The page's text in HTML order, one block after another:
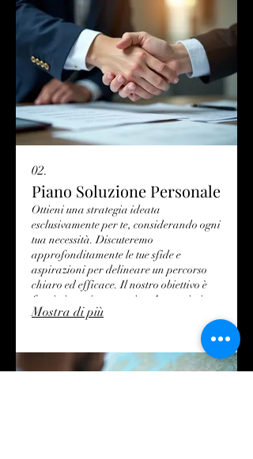
02.
Piano Soluzione Personale
Ottieni una strategia ideata
esclusivamente per te, considerando ogni
tua necessità. Discuteremo
approfonditamente le tue sfide e
aspirazioni per delineare un percorso
chiaro ed efficace. Il nostro obiettivo è
fornirti un piano pratico che porti ai
risultati desiderati. Inizia oggi a
Mostra di più